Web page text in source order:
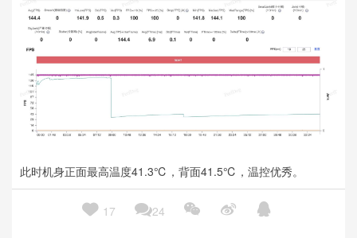
此时机身正面最高温度41.3℃，背面41.5℃，温控优秀。
 17 24   